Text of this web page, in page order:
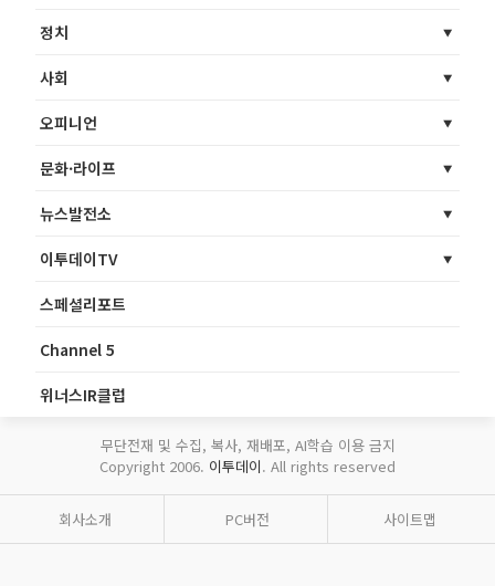
정치
사회
오피니언
문화·라이프
뉴스발전소
이투데이TV
스페셜리포트
Channel 5
위너스IR클럽
무단전재 및 수집, 복사, 재배포, AI학습 이용 금지
Copyright 2006. 이투데이. All rights reserved
회사소개 PC버전 사이트맵